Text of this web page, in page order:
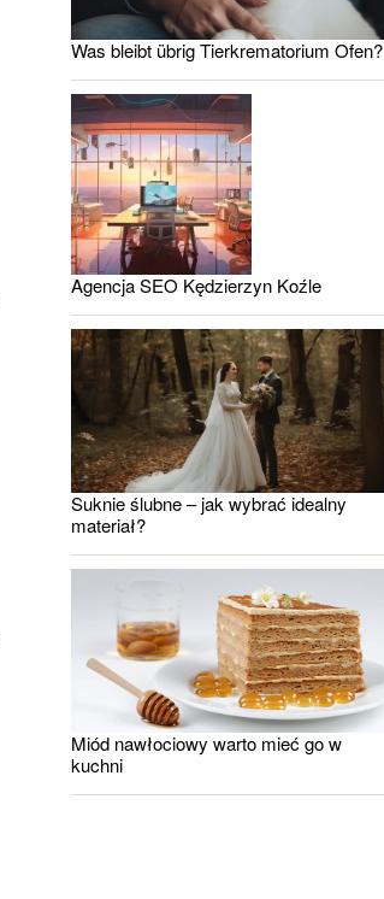
Was bleibt übrig Tierkrematorium Ofen?
Agencja SEO Kędzierzyn Koźle
Suknie ślubne – jak wybrać idealny
materiał?
Miód nawłociowy warto mieć go w
kuchni